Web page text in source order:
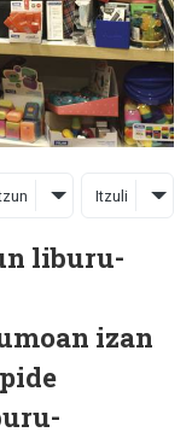
Itzuli
liburu-
izan